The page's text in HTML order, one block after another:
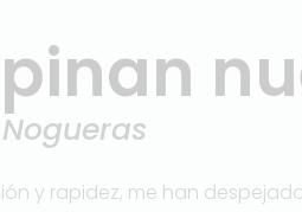
Jodar
con el servicio prestado.